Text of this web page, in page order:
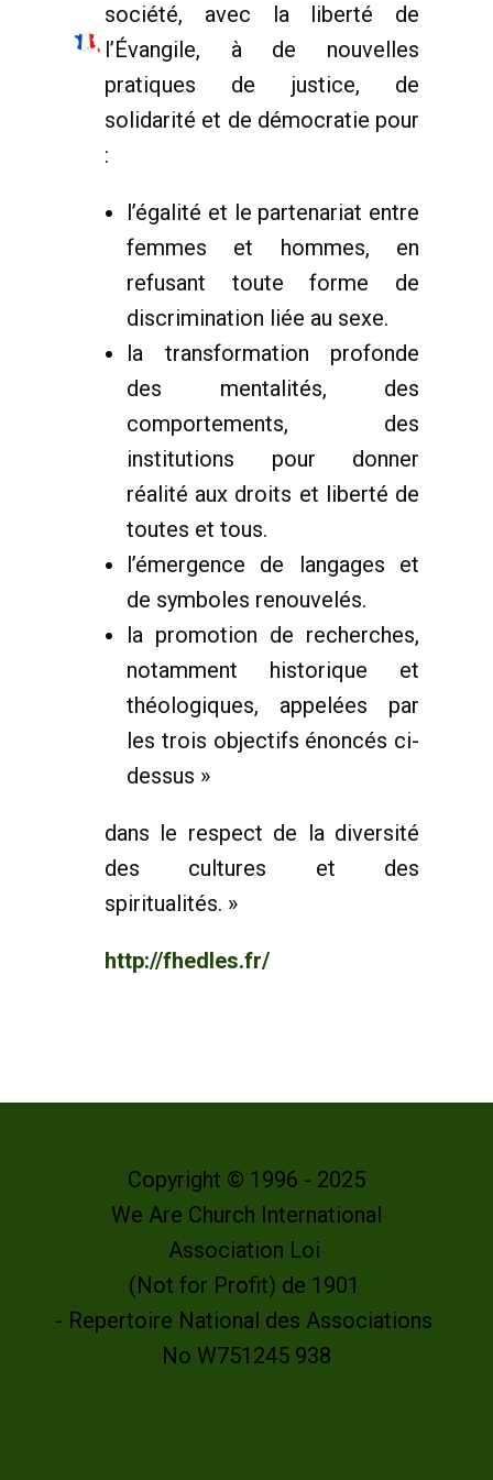
société, avec la liberté de
l’Évangile, à de nouvelles
pratiques de justice, de
solidarité et de démocratie pour
:
l’égalité et le partenariat entre
femmes et hommes, en
refusant toute forme de
discrimination liée au sexe.
la transformation profonde
des mentalités, des
comportements, des
institutions pour donner
réalité aux droits et liberté de
toutes et tous.
l’émergence de langages et
de symboles renouvelés.
la promotion de recherches,
notamment historique et
théologiques, appelées par
les trois objectifs énoncés ci-
dessus »
dans le respect de la diversité
des cultures et des
spiritualités. »
http://fhedles.fr/
Copyright © 1996 - 2025
We Are Church International
Association Loi
(Not for Profit) de 1901
- Repertoire National des Associations
No W751245 938